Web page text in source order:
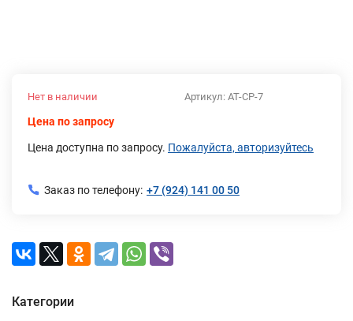
Артикул: AT-CP-7
Нет в наличии
Цена по запросу
Цена доступна по запросу. Пожалуйста, авторизуйтесь
Заказ по телефону: +7 (924) 141 00 50
Категории